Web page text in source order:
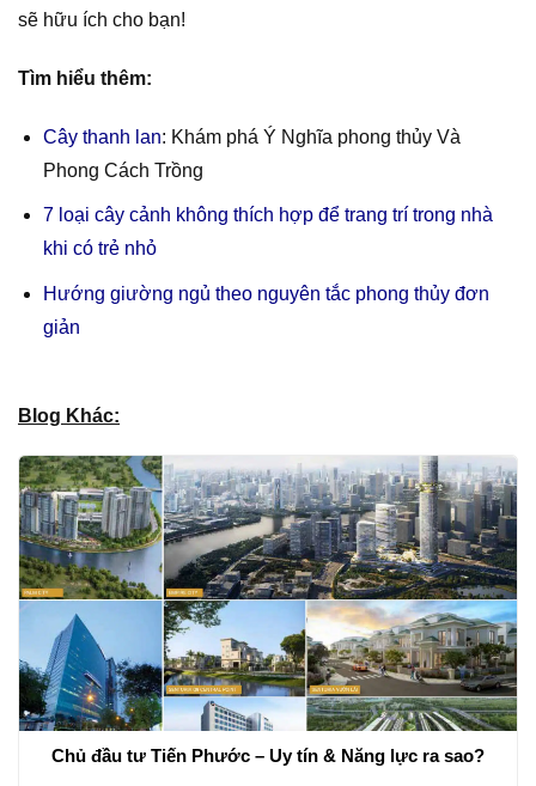
sẽ hữu ích cho bạn!
Tìm hiểu thêm:
Cây thanh lan: Khám phá Ý Nghĩa phong thủy Và
Phong Cách Trồng
7 loại cây cảnh không thích hợp để trang trí trong nhà
khi có trẻ nhỏ
Hướng giường ngủ theo nguyên tắc phong thủy đơn
giản
Blog Khác:
Chủ đầu tư Tiến Phước – Uy tín & Năng lực ra sao?